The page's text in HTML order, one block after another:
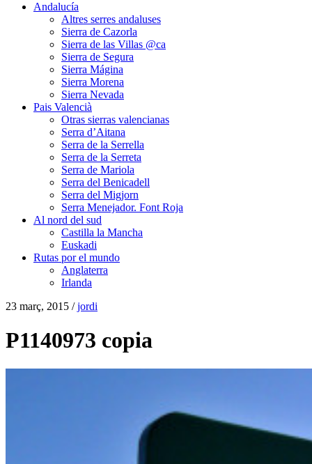
Andalucía
Altres serres andaluses
Sierra de Cazorla
Sierra de las Villas @ca
Sierra de Segura
Sierra Mágina
Sierra Morena
Sierra Nevada
Pais Valencià
Otras sierras valencianas
Serra d’Aitana
Serra de la Serrella
Serra de la Serreta
Serra de Mariola
Serra del Benicadell
Serra del Migjorn
Serra Menejador. Font Roja
Al nord del sud
Castilla la Mancha
Euskadi
Rutas por el mundo
Anglaterra
Irlanda
23 març, 2015 /jordi
P1140973 copia